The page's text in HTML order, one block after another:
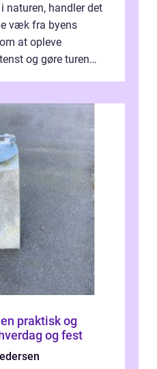
naturen, handler det
væk fra byens
at opleve
og gøre turen
og fest